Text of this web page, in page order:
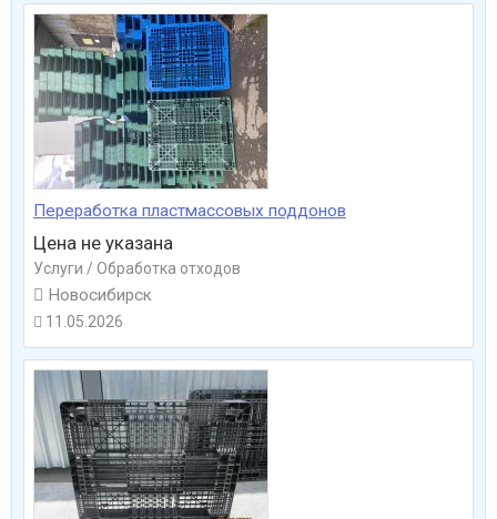
Переработка пластмассовых поддонов
Цена не указана
Услуги / Обработка отходов
 Новосибирск
 11.05.2026